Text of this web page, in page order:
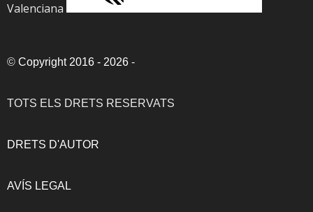
Valenciana
© Copyright 2016 - 2026 -
TOTS ELS DRETS RESERVATS
DRETS D'AUTOR
AVÍS LEGAL